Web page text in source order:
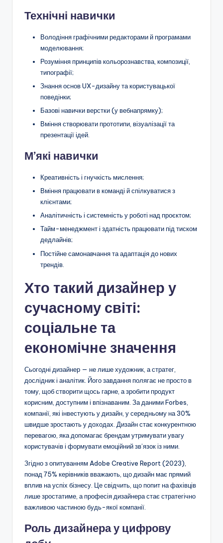
Технічні навички
Володіння графічними редакторами й програмами
моделювання;
Розуміння принципів кольорознавства, композиції,
типографії;
Знання основ UX-дизайну та користувацької
поведінки;
Базові навички верстки (у вебнапрямку);
Вміння створювати прототипи, візуалізації та
презентації ідей.
М’які навички
Креативність і гнучкість мислення;
Вміння працювати в команді й спілкуватися з
клієнтами;
Аналітичність і системність у роботі над проєктом;
Тайм-менеджмент і здатність працювати під тиском
дедлайнів;
Постійне самонавчання та адаптація до нових
трендів.
Хто такий дизайнер у
сучасному світі:
соціальне та
економічне значення
Сьогодні дизайнер — не лише художник, а стратег,
дослідник і аналітик. Його завдання полягає не просто в
тому, щоб створити щось гарне, а зробити продукт
корисним, доступним і впізнаваним. За даними Forbes,
компанії, які інвестують у дизайн, у середньому на 30%
швидше зростають у доходах. Дизайн стає конкурентною
перевагою, яка допомагає брендам утримувати увагу
користувачів і формувати емоційний зв’язок із ними.
Згідно з опитуванням Adobe Creative Report (2023),
понад 75% керівників вважають, що дизайн має прямий
вплив на успіх бізнесу. Це свідчить, що попит на фахівців
лише зростатиме, а професія дизайнера стає стратегічно
важливою частиною будь-якої компанії.
Роль дизайнера у цифрову